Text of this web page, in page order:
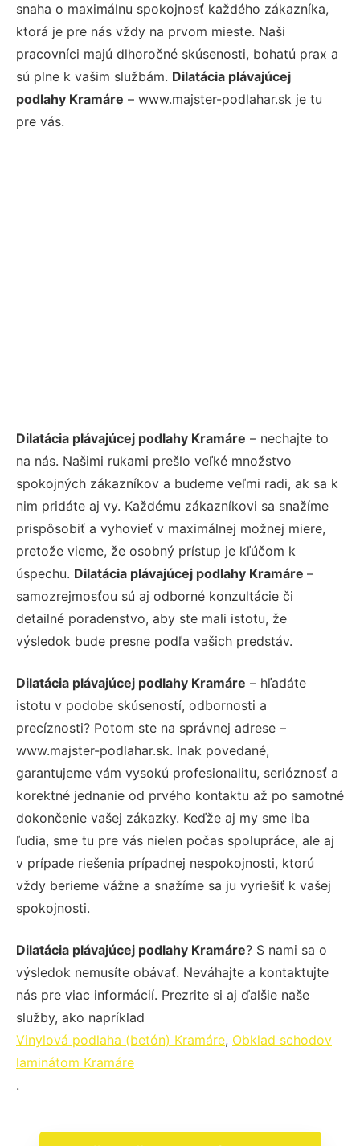
snaha o maximálnu spokojnosť každého zákazníka,
ktorá je pre nás vždy na prvom mieste. Naši
pracovníci majú dlhoročné skúsenosti, bohatú prax a
sú plne k vašim službám. Dilatácia plávajúcej
podlahy Kramáre – www.majster-podlahar.sk je tu
pre vás.
Dilatácia plávajúcej podlahy Kramáre – nechajte to
na nás. Našimi rukami prešlo veľké množstvo
spokojných zákazníkov a budeme veľmi radi, ak sa k
nim pridáte aj vy. Každému zákazníkovi sa snažíme
prispôsobiť a vyhovieť v maximálnej možnej miere,
pretože vieme, že osobný prístup je kľúčom k
úspechu. Dilatácia plávajúcej podlahy Kramáre –
samozrejmosťou sú aj odborné konzultácie či
detailné poradenstvo, aby ste mali istotu, že
výsledok bude presne podľa vašich predstáv.
Dilatácia plávajúcej podlahy Kramáre – hľadáte
istotu v podobe skúseností, odbornosti a
precíznosti? Potom ste na správnej adrese –
www.majster-podlahar.sk. Inak povedané,
garantujeme vám vysokú profesionalitu, serióznosť a
korektné jednanie od prvého kontaktu až po samotné
dokončenie vašej zákazky. Keďže aj my sme iba
ľudia, sme tu pre vás nielen počas spolupráce, ale aj
v prípade riešenia prípadnej nespokojnosti, ktorú
vždy berieme vážne a snažíme sa ju vyriešiť k vašej
spokojnosti.
Dilatácia plávajúcej podlahy Kramáre? S nami sa o
výsledok nemusíte obávať. Neváhajte a kontaktujte
nás pre viac informácií. Prezrite si aj ďalšie naše
služby, ako napríklad
Vinylová podlaha (betón) Kramáre, Obklad schodov
laminátom Kramáre
.